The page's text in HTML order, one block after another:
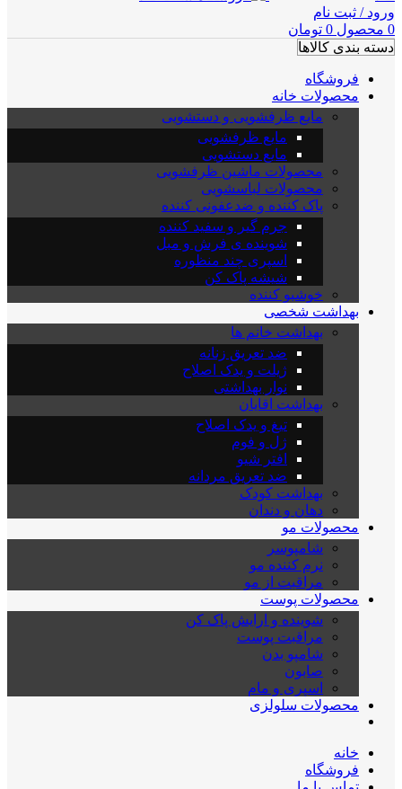
ورود / ثبت نام
0 محصول 0 تومان
دسته بندی کالاها
فروشگاه
محصولات خانه
مایع ظرفشویی و دستشویی
مایع ظرفشویی
مایع دستشویی
محصولات ماشین ظرفشویی
محصولات لباسشویی
پاک کننده و ضدعفونی کننده
جرم گیر و سفید کننده
شوینده ی فرش و مبل
اسپری چند منظوره
شیشه پاک کن
خوشبو کننده
بهداشت شخصی
بهداشت خانم ها
ضد تعریق زنانه
ژیلت و یدک اصلاح
نوار بهداشتی
بهداشت اقایان
تیغ و یدک اصلاح
ژل و فوم
افتر شیو
ضد تعریق مردانه
بهداشت کودک
دهان و دندان
محصولات مو
شامپوسر
نرم کننده مو
مراقبت از مو
محصولات پوست
شوینده و ارایش پاک کن
مراقبت پوست
شامپو بدن
صابون
اسپری و مام
محصولات سلولزی
خانه
فروشگاه